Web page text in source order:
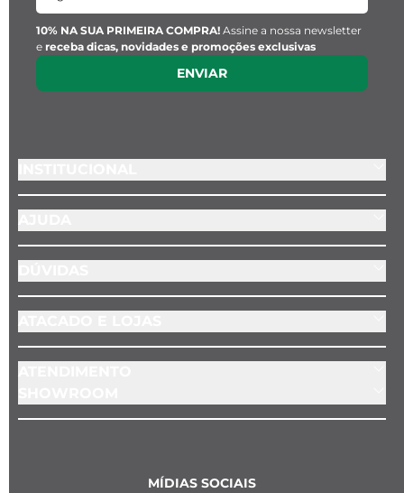
10% NA SUA PRIMEIRA COMPRA! Assine a nossa newsletter
e receba dicas, novidades e promoções exclusivas
ENVIAR
MÍDIAS SOCIAIS